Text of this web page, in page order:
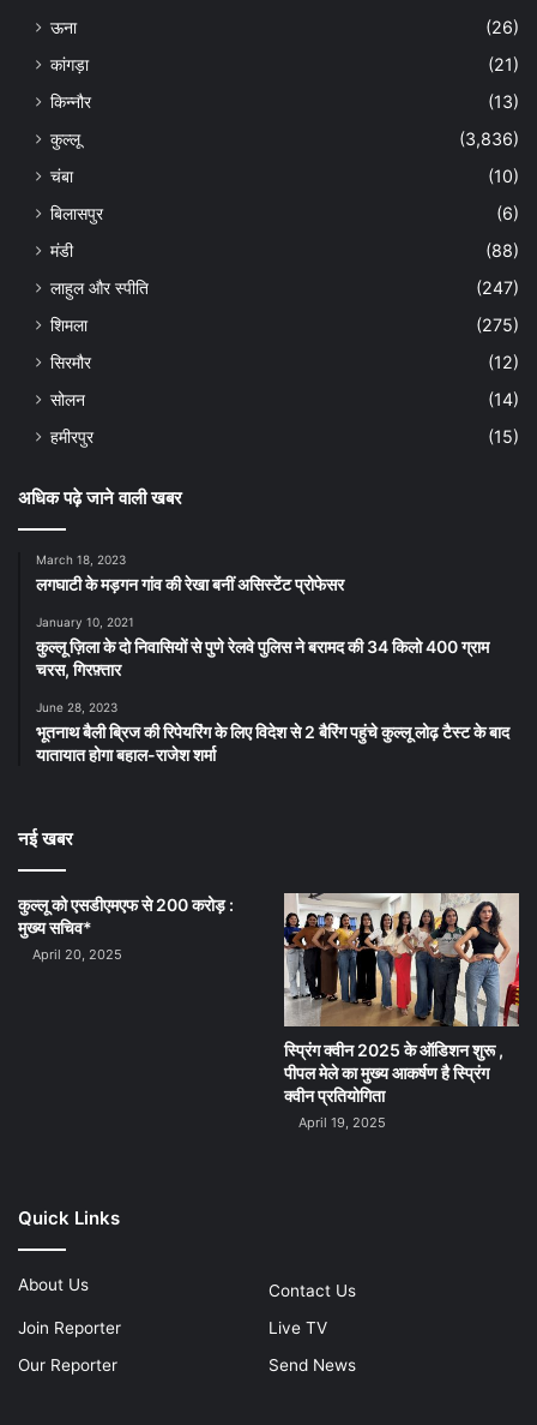
ऊना
(26)
कांगड़ा
(21)
किन्नौर
(13)
कुल्लू
(3,836)
चंबा
(10)
बिलासपुर
(6)
मंडी
(88)
लाहुल और स्पीति
(247)
शिमला
(275)
सिरमौर
(12)
सोलन
(14)
हमीरपुर
(15)
अधिक पढ़े जाने वाली खबर
March 18, 2023
लगघाटी के मड़गन गांव की रेखा बनीं असिस्टेंट प्रोफेसर
January 10, 2021
कुल्लू ज़िला के दो निवासियों से पुणे रेलवे पुलिस ने बरामद की 34 किलो 400 ग्राम
चरस, गिरफ़्तार
June 28, 2023
भूतनाथ बैली ब्रिज की रिपेयरिंग के लिए विदेश से 2 बैरिंग पहुंचे कुल्लू लोढ़ टैस्ट के बाद
यातायात होगा बहाल-राजेश शर्मा
नई खबर
कुल्लू को एसडीएमएफ से 200 करोड़ :
मुख्य सचिव*
April 20, 2025
स्प्रिंग क्वीन 2025 के ऑडिशन शुरू ,
पीपल मेले का मुख्य आकर्षण है स्प्रिंग
क्वीन प्रतियोगिता
April 19, 2025
Quick Links
About Us
Contact Us
Join Reporter
Live TV
Our Reporter
Send News